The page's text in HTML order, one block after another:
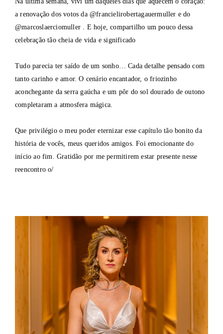
a renovação dos votos da @francielirobertagauermuller e do
@marcoslaerciomuller . E hoje, compartilho um pouco dessa
celebração tão cheia de vida e significado
Tudo parecia ter saído de um sonho… Cada detalhe pensado com
tanto carinho e amor. O cenário encantador, o friozinho
aconchegante da serra gaúcha e um pôr do sol dourado de outono
completaram a atmosfera mágica.
Que privilégio o meu poder eternizar esse capítulo tão bonito da
história de vocês, meus queridos amigos. Foi emocionante do
início ao fim. Gratidão por me permitirem estar presente nesse
reencontro o/